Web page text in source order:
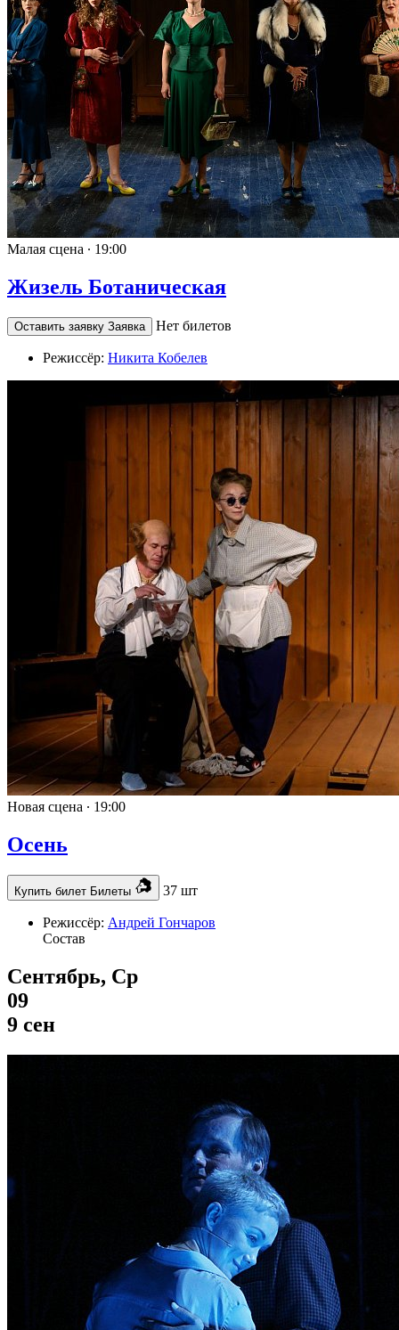
Малая сцена ∙ 19:00
Жизель Ботаническая
Оставить заявку Заявка Нет билетов
Режиссёр: Никита Кобелев
Новая сцена ∙ 19:00
Осень
Купить билет Билеты 37 шт
Режиссёр: Андрей Гончаров
Состав
Сентябрь, Ср
09
9 сен